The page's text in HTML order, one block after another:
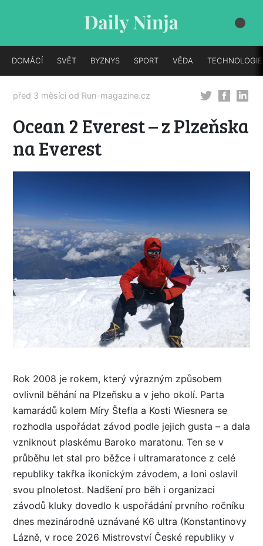
DOMÁCÍ SVĚT BYZNYS SPORT VĚDA TECHNOLOGIE
před 3 měsíci od Run-magazine.cz
Ocean 2 Everest – z Plzeňska
na Everest
Rok 2008 je rokem, který výrazným způsobem
ovlivnil běhání na Plzeňsku a v jeho okolí. Parta
kamarádů kolem Míry Štefla a Kosti Wiesnera se
rozhodla uspořádat závod podle jejich gusta – a dala
vzniknout plaskému Baroko maratonu. Ten se v
průběhu let stal pro běžce i ultramaratonce z celé
republiky takřka ikonickým závodem, a loni oslavil
svou plnoletost. Nadšení pro běh i organizaci
závodů kluky dovedlo k uspořádání prvního ročníku
dnes mezinárodně uznávané K6 ultra (Konstantinovy
Lázně, v roce 2026 Mistrovství České republiky v